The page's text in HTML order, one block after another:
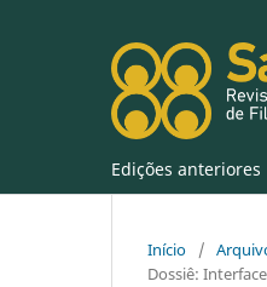
Edições anteriores
Início /
Dossiê: